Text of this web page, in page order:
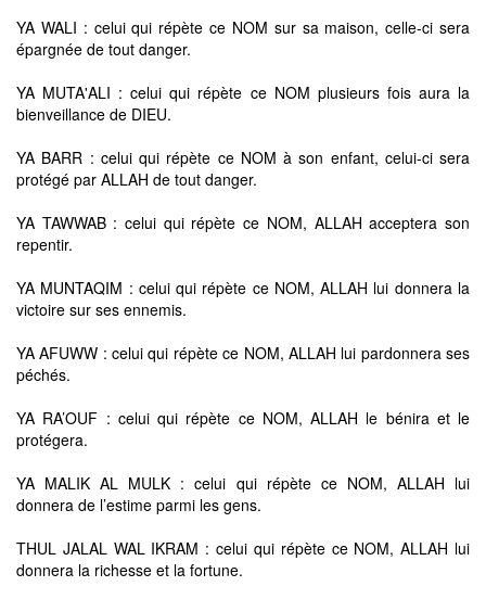
YA WALI : celui qui répète ce NOM sur sa maison, celle-ci sera
épargnée de tout danger.
YA MUTA'ALI : celui qui répète ce NOM plusieurs fois aura la
bienveillance de DIEU.
YA BARR : celui qui répète ce NOM à son enfant, celui-ci sera
protégé par ALLAH de tout danger.
YA TAWWAB : celui qui répète ce NOM, ALLAH acceptera son
repentir.
YA MUNTAQIM : celui qui répète ce NOM, ALLAH lui donnera la
victoire sur ses ennemis.
YA AFUWW : celui qui répète ce NOM, ALLAH lui pardonnera ses
péchés.
YA RA’OUF : celui qui répète ce NOM, ALLAH le bénira et le
protégera.
YA MALIK AL MULK : celui qui répète ce NOM, ALLAH lui
donnera de l’estime parmi les gens.
THUL JALAL WAL IKRAM : celui qui répète ce NOM, ALLAH lui
donnera la richesse et la fortune.